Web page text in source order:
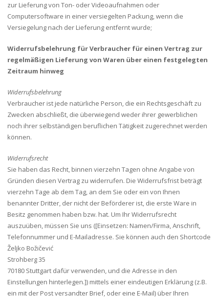
zur Lieferung von Ton- oder Videoaufnahmen oder
Computersoftware in einer versiegelten Packung, wenn die
Versiegelung nach der Lieferung entfernt wurde;
Widerrufsbelehrung für Verbraucher für einen Vertrag zur
regelmäßigen Lieferung von Waren über einen festgelegten
Zeitraum hinweg
Widerrufsbelehrung
Verbraucher ist jede natürliche Person, die ein Rechtsgeschäft zu
Zwecken abschließt, die überwiegend weder ihrer gewerblichen
noch ihrer selbständigen beruflichen Tätigkeit zugerechnet werden
können.
Widerrufsrecht
Sie haben das Recht, binnen vierzehn Tagen ohne Angabe von
Gründen diesen Vertrag zu widerrufen. Die Widerrufsfrist beträgt
vierzehn Tage ab dem Tag, an dem Sie oder ein von Ihnen
benannter Dritter, der nicht der Beförderer ist, die erste Ware in
Besitz genommen haben bzw. hat. Um Ihr Widerrufsrecht
auszuüben, müssen Sie uns ([Einsetzen: Namen/Firma, Anschrift,
Telefonnummer und E-Mailadresse. Sie können auch den Shortcode
Željko Božičević
Strohberg 35
70180 Stuttgart dafür verwenden, und die Adresse in den
Einstellungen hinterlegen.]) mittels einer eindeutigen Erklärung (z.B.
ein mit der Post versandter Brief, oder eine E-Mail) über Ihren